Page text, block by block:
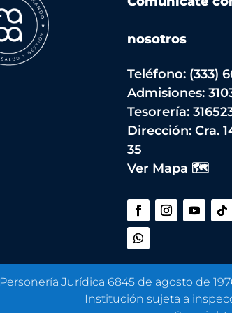
nosotros
Teléfono: (333)
Admisiones:
Tesorería:
Dirección: Cra.
35
Ver Mapa 🗺️
Personería Jurídica 6845 de agosto de
Institución sujeta a